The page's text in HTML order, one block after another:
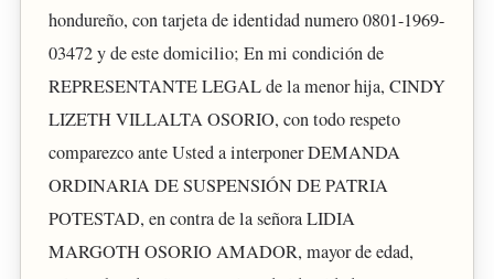
hondureño, con tarjeta de identidad numero 0801-1969-
03472 y de este domicilio; En mi condición de
REPRESENTANTE LEGAL de la menor hija, CINDY
LIZETH VILLALTA OSORIO, con todo respeto
comparezco ante Usted a interponer DEMANDA
ORDINARIA DE SUSPENSIÓN DE PATRIA
POTESTAD, en contra de la señora LIDIA
MARGOTH OSORIO AMADOR, mayor de edad,